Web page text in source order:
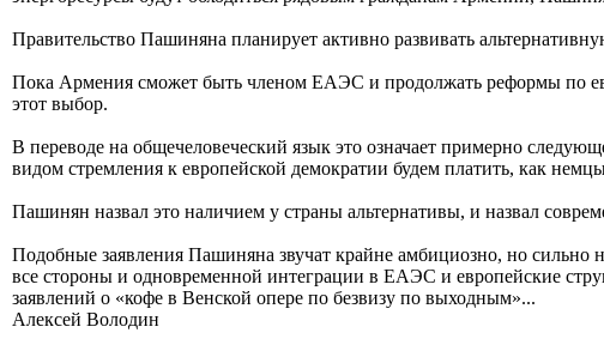
Правительство Пашиняна планирует активно развивать
Пока Армения сможет быть членом ЕАЭС и продолжать реформы по
этот выбор.
В переводе на общечеловеческий язык это означает примерно
видом стремления к европейской демократии будем платить, как
Пашинян назвал это наличием у страны альтернативы, и назвал
Подобные заявления Пашиняна звучат крайне амбициозно, но
все стороны и одновременной интеграции в ЕАЭС и европейские
заявлений о «кофе в Венской опере по безвизу по выходным»...
Алексей Володин